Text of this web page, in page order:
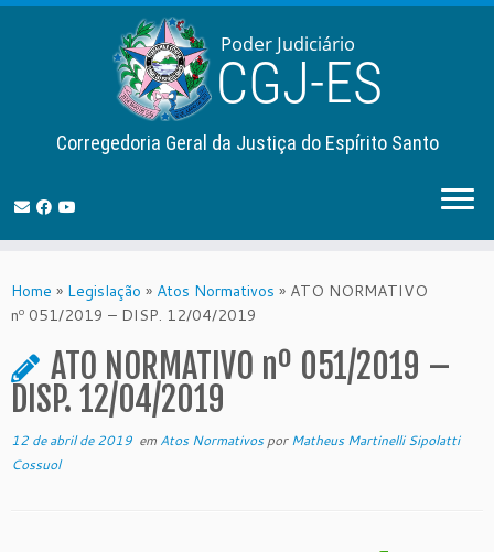
to
content
Corregedoria Geral da Justiça do Espírito Santo
Home » Legislação » Atos Normativos » ATO NORMATIVO
nº 051/2019 – DISP. 12/04/2019
ATO NORMATIVO nº 051/2019 –
DISP. 12/04/2019
12 de abril de 2019 em Atos NormativosporMatheus Martinelli Sipolatti
Cossuol